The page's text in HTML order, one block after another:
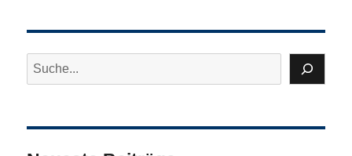
Suchen